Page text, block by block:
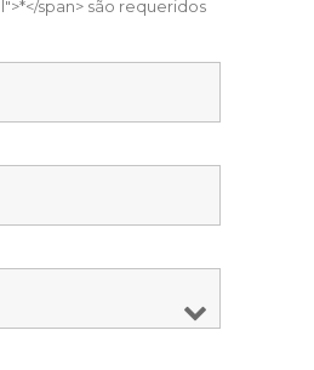
span> são requeridos